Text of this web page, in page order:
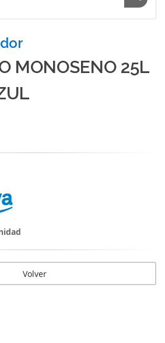
MONOSENO 25L
Volver